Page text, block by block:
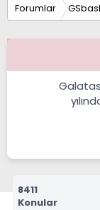
Forumlar
8411
Konular